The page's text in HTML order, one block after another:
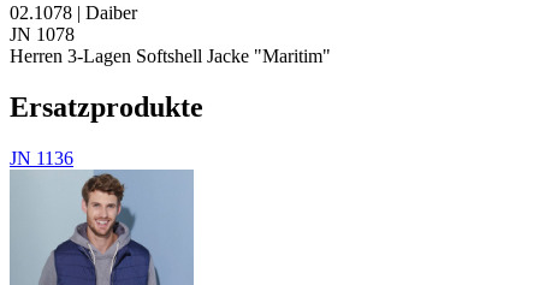
02.1078 | Daiber
JN 1078
Herren 3-Lagen Softshell Jacke "Maritim"
Ersatzprodukte
JN 1136